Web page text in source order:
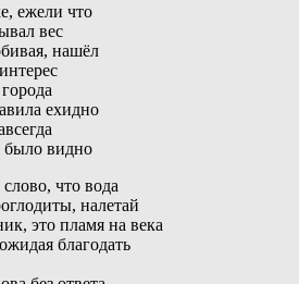
ежели что
вес
нашёл
ехидно
было видно
что вода
налетай
это пламя на века
благодать